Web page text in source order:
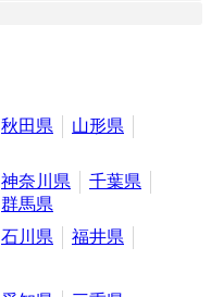
秋田県
山形県
神奈川県
千葉県
群馬県
石川県
福井県